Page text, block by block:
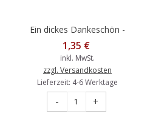
Ein dickes Dankeschön -
Elefant - Gisela Herberger -
Postkarte
1,35 €
inkl. MwSt.
zzgl. Versandkosten
Lieferzeit: 4-6 Werktage
- +